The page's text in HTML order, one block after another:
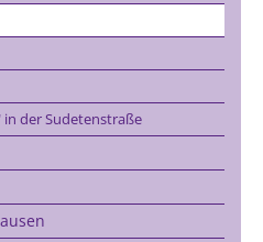
in der Sudetenstraße